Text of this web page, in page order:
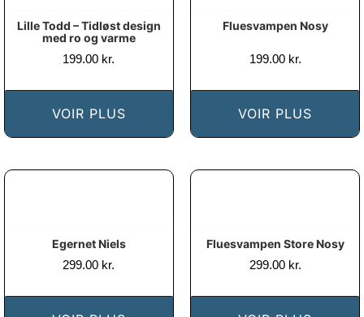
Lille Todd – Tidløst design
med ro og varme
199.00 kr.
VOIR PLUS
Fluesvampen Nosy
199.00 kr.
VOIR PLUS
Egernet Niels
299.00 kr.
Fluesvampen Store Nosy
299.00 kr.